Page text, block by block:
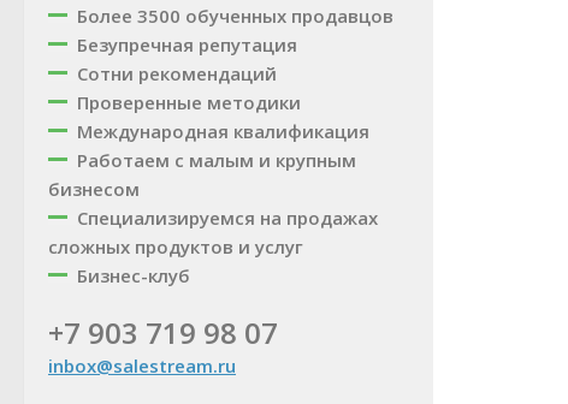
Более 3500 обученных продавцов
Безупречная репутация
Сотни рекомендаций
Проверенные методики
Международная квалификация
Работаем с малым и крупным
бизнесом
Специализируемся на продажах
сложных продуктов и услуг
Бизнес-клуб
+7 903 719 98 07
inbox@salestream.ru